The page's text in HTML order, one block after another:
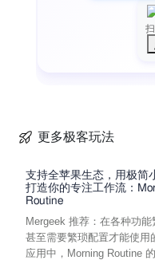
更多极客玩法
支持全苹果生态，用极简
打造你的专注工作流：
Routine
Mergeek 推荐：在各种功能
甚至需要繁琐配置才能使用
应用中，Morning Routine